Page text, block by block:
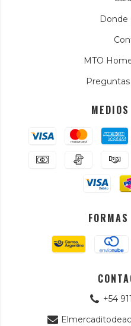
Donde
MTO
+54